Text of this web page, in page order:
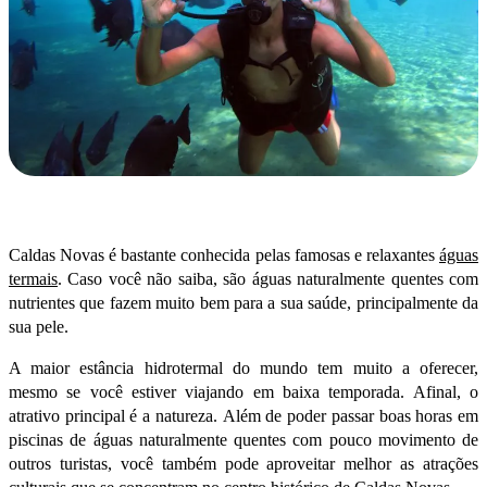
Caldas Novas é bastante conhecida pelas famosas e relaxanteságuas
termais. Caso você não saiba, são águas naturalmente quentes com
nutrientes que fazem muito bem para a sua saúde, principalmente da
sua pele.
A maior estância hidrotermal do mundo tem muito a oferecer,
mesmo se você estiver viajando em baixa temporada. Afinal, o
atrativo principal é a natureza. Além de poder passar boas horas em
piscinas de águas naturalmente quentes com pouco movimento de
outros turistas, você também pode aproveitar melhor as atrações